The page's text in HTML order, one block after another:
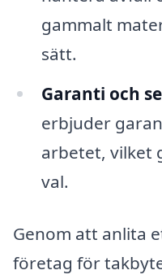
gammalt
sätt.
Garanti och
erbjuder
arbetet, vilket
val.
Genom att anlita
företag för